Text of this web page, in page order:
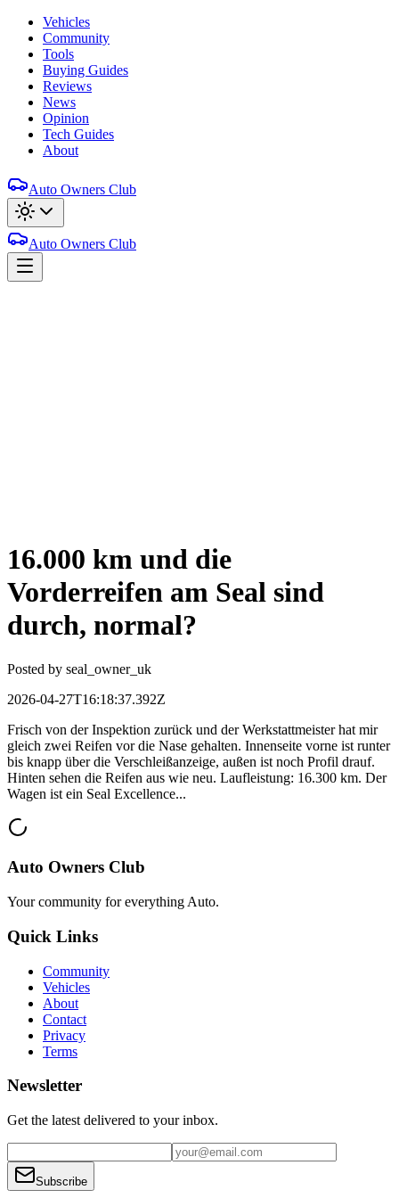
Vehicles
Community
Tools
Buying Guides
Reviews
News
Opinion
Tech Guides
About
Auto Owners Club
Auto Owners Club
16.000 km und die
Vorderreifen am Seal sind
durch, normal?
Posted by seal_owner_uk
2026-04-27T16:18:37.392Z
Frisch von der Inspektion zurück und der Werkstattmeister hat mir
gleich zwei Reifen vor die Nase gehalten. Innenseite vorne ist runter
bis knapp über die Verschleißanzeige, außen ist noch Profil drauf.
Hinten sehen die Reifen aus wie neu. Laufleistung: 16.300 km. Der
Wagen ist ein Seal Excellence...
Auto Owners Club
Your community for everything Auto.
Quick Links
Community
Vehicles
About
Contact
Privacy
Terms
Newsletter
Get the latest delivered to your inbox.
Subscribe